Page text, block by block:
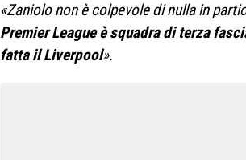
«Zaniolo non è colpevole di nulla in
Premier League è squadra di terza
fatta il Liverpool».